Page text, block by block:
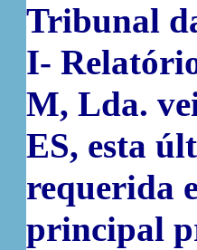
Tribunal
I-
M, Lda.
ES, esta
requerida
principal